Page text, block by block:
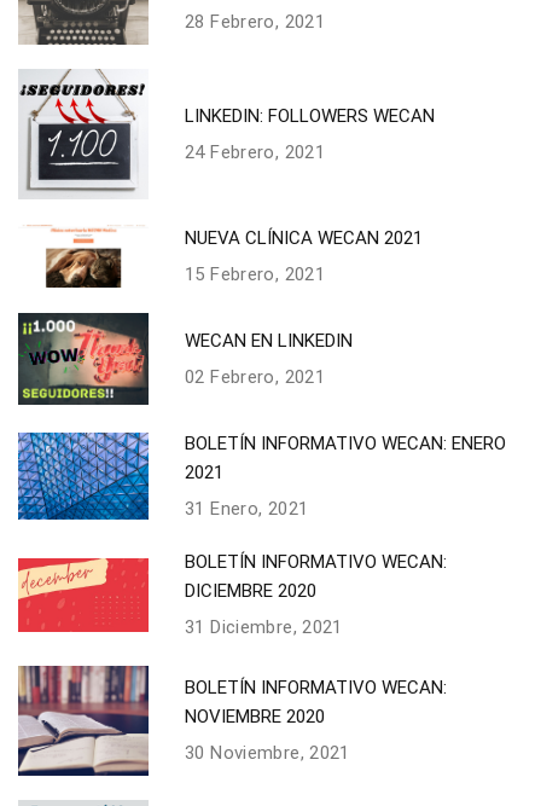
28 Febrero, 2021
LINKEDIN: FOLLOWERS WECAN
24 Febrero, 2021
NUEVA CLÍNICA WECAN 2021
15 Febrero, 2021
WECAN EN LINKEDIN
02 Febrero, 2021
BOLETÍN INFORMATIVO WECAN: ENERO
2021
31 Enero, 2021
BOLETÍN INFORMATIVO WECAN:
DICIEMBRE 2020
31 Diciembre, 2021
BOLETÍN INFORMATIVO WECAN:
NOVIEMBRE 2020
30 Noviembre, 2021